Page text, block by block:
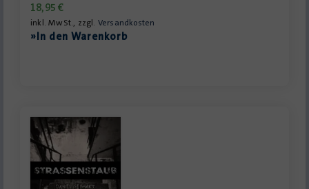
18,95€
inkl. MwSt., zzgl. Versandkosten
»In den Warenkorb